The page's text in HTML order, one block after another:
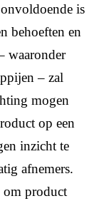
is
behoeften en
waaronder
– zal
mogen
op een
inzicht te
afnemers.
om product